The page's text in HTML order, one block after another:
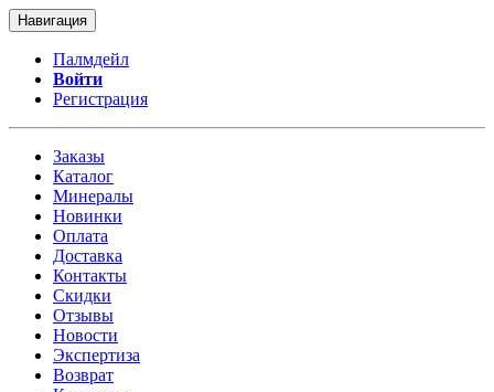
Навигация
Палмдейл
Войти
Регистрация
Заказы
Каталог
Минералы
Новинки
Оплата
Доставка
Контакты
Скидки
Отзывы
Новости
Экспертиза
Возврат